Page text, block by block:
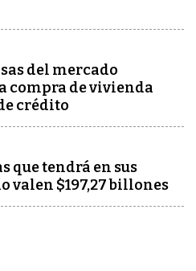
del mercado
compra de vivienda
crédito
que tendrá en sus
valen $197,27 billones